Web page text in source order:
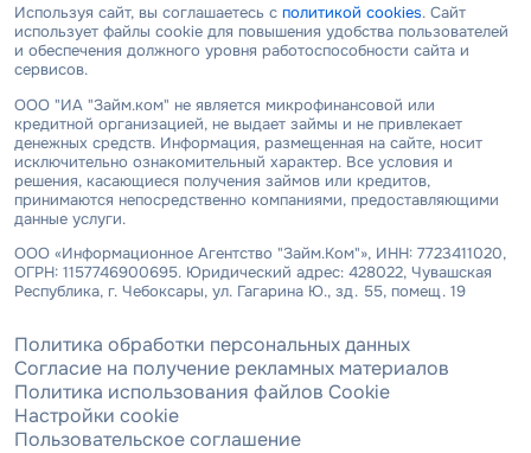
Используя сайт, вы соглашаетесь с политикой cookies. Сайт
использует файлы cookie для повышения удобства пользователей
и обеспечения должного уровня работоспособности сайта и
сервисов.
ООО "ИА "Займ.ком" не является микрофинансовой или
кредитной организацией, не выдает займы и не привлекает
денежных средств. Информация, размещенная на сайте, носит
исключительно ознакомительный характер. Все условия и
решения, касающиеся получения займов или кредитов,
принимаются непосредственно компаниями, предоставляющими
данные услуги.
ООО «Информационное Агентство "Займ.Ком"», ИНН: 7723411020,
ОГРН: 1157746900695. Юридический адрес: 428022, Чувашская
Республика, г. Чебоксары, ул. Гагарина Ю., зд. 55, помещ. 19
Политика обработки персональных данных
Согласие на получение рекламных материалов
Политика использования файлов Cookie
Настройки cookie
Пользовательское соглашение